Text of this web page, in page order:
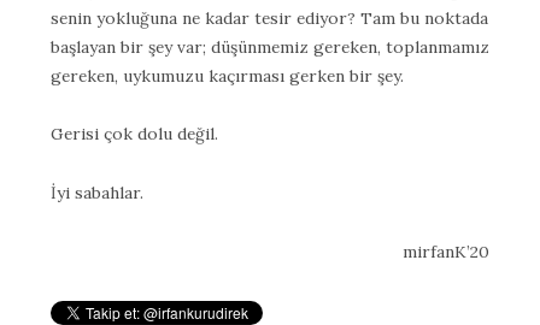
senin yokluğuna ne kadar tesir ediyor? Tam bu noktada
başlayan bir şey var; düşünmemiz gereken, toplanmamız
gereken, uykumuzu kaçırması gerken bir şey.
Gerisi çok dolu değil.
İyi sabahlar.
mirfanK’20